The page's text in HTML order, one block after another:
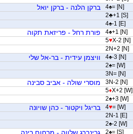
4♠= [N] ברקן הלנה - ברקן יואל
2♣+1 [S]
4♠-1 [E]
4♠+1 [N] פורת רחל - פריזאת תקוה
5♥X-2 [N]
2N+2 [N]
4♠-3 [N] וויצמן עידית - בר-אל שלי
2♠= [W]
3N= [N]
3N-2 [N] מוסרי שולה - אביב סבינה
5♦X+2 [W]
2♠+3 [W]
4♥= [W] בריגל ויקטור - כהן שויונה
2N-1 [E]
2♠-2 [W]
2♠= [S] גרינברג שלווה - מרחום רינה